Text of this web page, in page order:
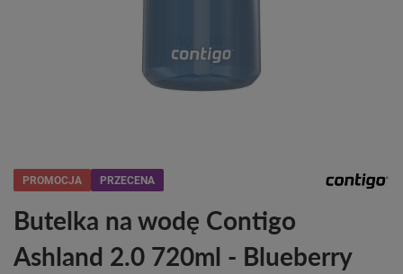
PROMOCJA PRZECENA
Butelka na wodę Contigo
Ashland 2.0 720ml - Blueberry